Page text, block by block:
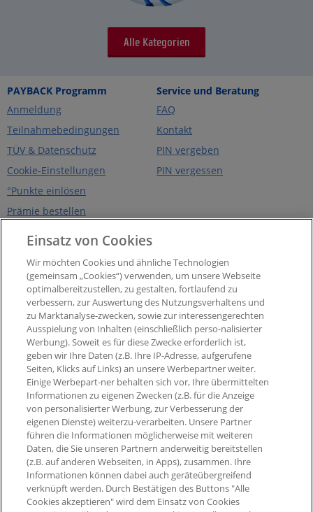
Alle Kategorien
PAYBACK Programm
Anmeldung
Teilnahmebedingungen
TÜV & Datenschutz
Cookie-Einstellungen
°Punkte einlösen
Prämie bestellen
Service und Beratung
FAQ
Kontakt
PIN vergeben
PIN vergessen
Über PAYBACK
Presse
Impressum
Barrierefreiheit
Digitale Karte
Widerruf Nutzungsvetrag
PAYBACK App
Widerruf Teilnahmevertrag
PAYBACK Programm
Newsletter
Aktueller °Punktestand
Extra-°Punkte, Angebote &
mehr
Einsatz von Cookies
Wir möchten Cookies und ähnliche Technologien
(gemeinsam „Cookies“) verwenden, um unsere Webseite
optimalbereitzustellen, zu gestalten, fortlaufend zu
verbessern, zur Auswertung des Nutzungsverhaltens und
zu Marktanalyse-zwecken, sowie zur interessengerechten
Ausspielung von Inhalten (einschließlich perso-nalisierter
Werbung). Soweit es für diese Zwecke erforderlich ist,
geben wir Ihre Daten (z.B. Ihre IP-Adresse, aufgerufene
Seiten, Klicks auf Links) an unsere Werbepartner weiter.
Einige Werbepart-ner behalten sich vor, Ihre übermittelten
Informationen zu eigenen Zwecken (z.B. für die Anzeige
von personalisierter Werbung, zur Verbesserung der
eigenen Dienste) weiterzu-verarbeiten. Unsere Partner
führen die Informationen möglicherweise mit weiteren
Daten, die Sie unseren Partnern anderweitig bereitstellen
(z.B. auf anderen Webseiten, in Apps), zusammen. Ihre
Informationen können dabei auch geräteübergreifend
verknüpft werden. Durch Bestätigen des Buttons "Alle
Cookies akzeptieren" wird dem Einsatz von Cookies